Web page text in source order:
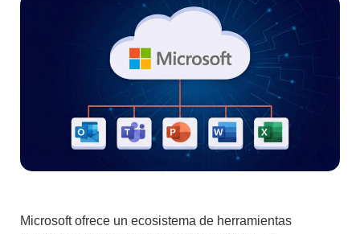
Microsoft ofrece un ecosistema de herramientas